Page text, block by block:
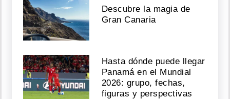
Descubre la magia de
Gran Canaria
Hasta dónde puede llegar
Panamá en el Mundial
2026: grupo, fechas,
figuras y perspectivas